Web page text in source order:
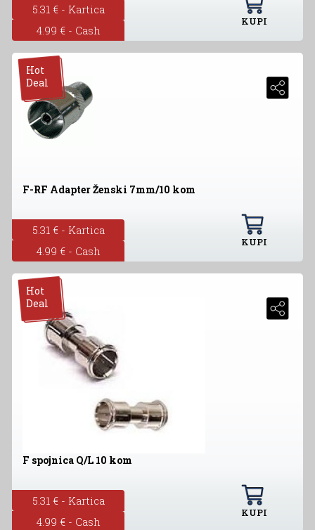
5.31 € - Kartica
4.99 € - Cash
KUPI
Hot
Deal
F-RF Adapter Ženski 7mm/10 kom
5.31 € - Kartica
4.99 € - Cash
KUPI
Hot
Deal
F spojnica Q/L 10 kom
5.31 € - Kartica
4.99 € - Cash
KUPI